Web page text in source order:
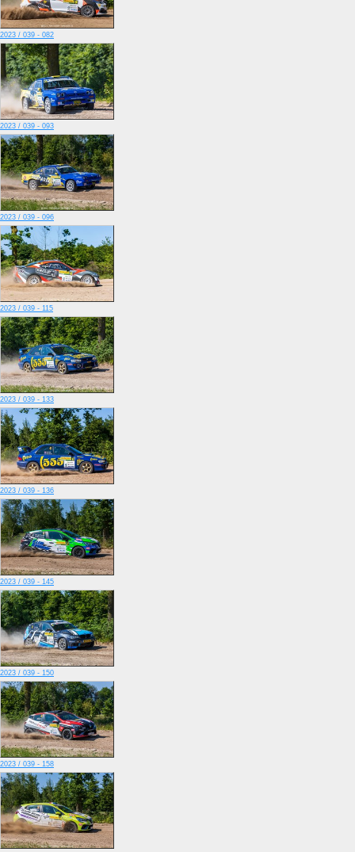
2023 / 039 - 082
2023 / 039 - 093
2023 / 039 - 096
2023 / 039 - 115
2023 / 039 - 133
2023 / 039 - 136
2023 / 039 - 145
2023 / 039 - 150
2023 / 039 - 158